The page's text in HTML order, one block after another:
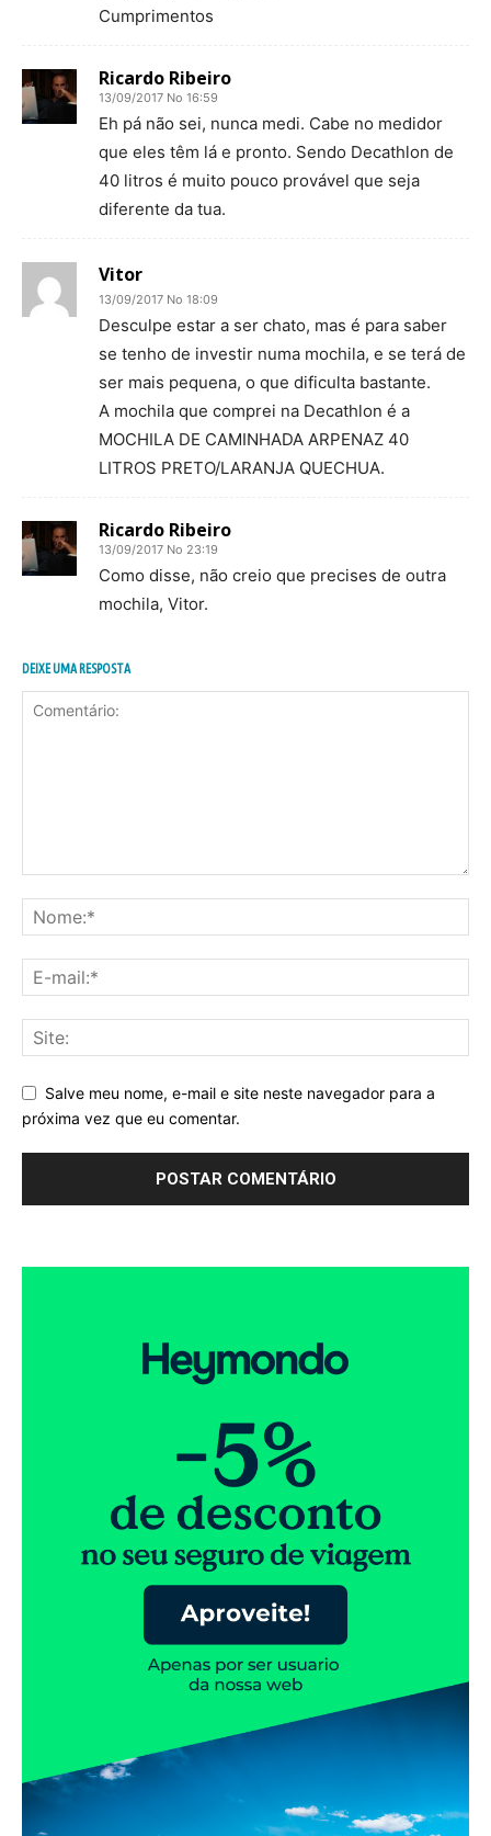
Cumprimentos
Ricardo Ribeiro
13/09/2017 No 16:59
Eh pá não sei, nunca medi. Cabe no medidor
que eles têm lá e pronto. Sendo Decathlon de
40 litros é muito pouco provável que seja
diferente da tua.
Vitor
13/09/2017 No 18:09
Desculpe estar a ser chato, mas é para saber
se tenho de investir numa mochila, e se terá de
ser mais pequena, o que dificulta bastante.
A mochila que comprei na Decathlon é a
MOCHILA DE CAMINHADA ARPENAZ 40
LITROS PRETO/LARANJA QUECHUA.
Ricardo Ribeiro
13/09/2017 No 23:19
Como disse, não creio que precises de outra
mochila, Vitor.
DEIXE UMA RESPOSTA
Salve meu nome, e-mail e site neste navegador para a
próxima vez que eu comentar.